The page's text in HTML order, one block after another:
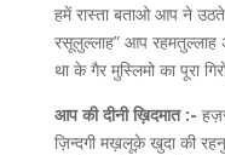
हमें रास्ता बताओ आप ने उठते
रसूलुल्लाह” आप रहमतुल्लाह
था के गैर मुस्लिमो का पूरा
आप की दीनी ख़िदमात :-
ज़िन्दगी मख़लूक़े खुदा की